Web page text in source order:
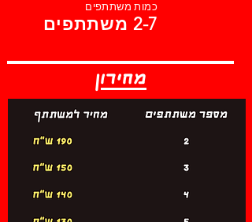
כמות משתתפים
2-7 משתתפים
מחירון